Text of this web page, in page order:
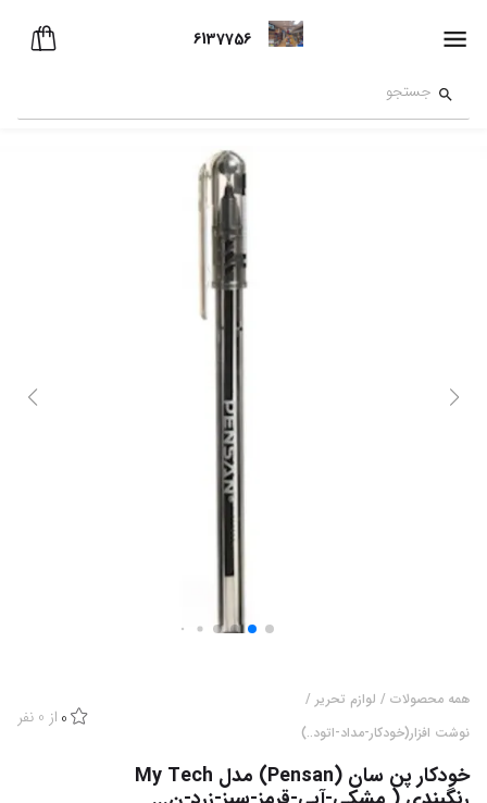
6137756
همه محصولات / لوازم تحریر /
نوشت افزار(خودکار-مداد-اتود..)
0 از 0 نفر
خودکار پن سان (Pensan) مدل My Tech